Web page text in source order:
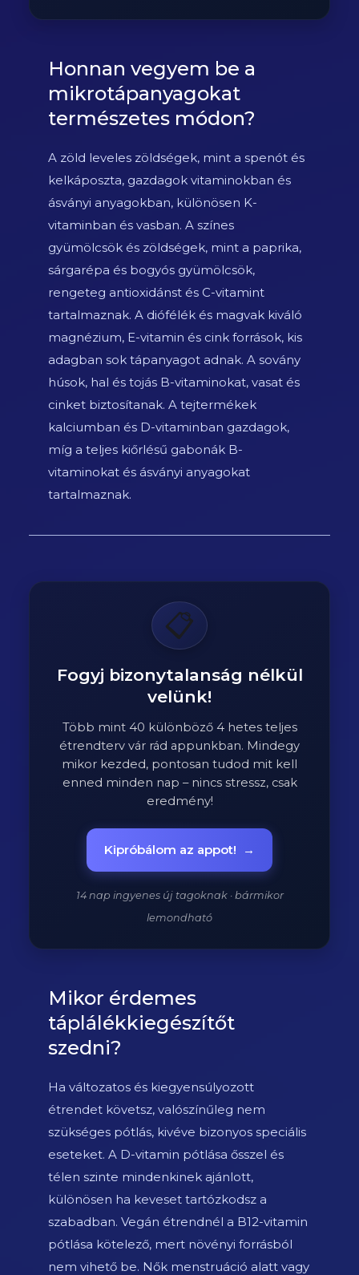
Honnan vegyem be a
mikrotápanyagokat
természetes módon?
A zöld leveles zöldségek, mint a spenót és
kelkáposzta, gazdagok vitaminokban és
ásványi anyagokban, különösen K-
vitaminban és vasban. A színes
gyümölcsök és zöldségek, mint a paprika,
sárgarépa és bogyós gyümölcsök,
rengeteg antioxidánst és C-vitamint
tartalmaznak. A diófélék és magvak kiváló
magnézium, E-vitamin és cink források, kis
adagban sok tápanyagot adnak. A sovány
húsok, hal és tojás B-vitaminokat, vasat és
cinket biztosítanak. A tejtermékek
kalciumban és D-vitaminban gazdagok,
míg a teljes kiőrlésű gabonák B-
vitaminokat és ásványi anyagokat
tartalmaznak.
📋
Fogyj bizonytalanság nélkül
velünk!
Több mint 40 különböző 4 hetes teljes
étrendterv vár rád appunkban. Mindegy
mikor kezded, pontosan tudod mit kell
enned minden nap – nincs stressz, csak
eredmény!
Kipróbálom az appot! →
14 nap ingyenes új tagoknak · bármikor
lemondható
Mikor érdemes
táplálékkiegészítőt
szedni?
Ha változatos és kiegyensúlyozott
étrendet követsz, valószínűleg nem
szükséges pótlás, kivéve bizonyos speciális
eseteket. A D-vitamin pótlása ősszel és
télen szinte mindenkinek ajánlott,
különösen ha keveset tartózkodsz a
szabadban. Vegán étrendnél a B12-vitamin
pótlása kötelező, mert növényi forrásból
nem vihető be. Nők menstruáció alatt vagy